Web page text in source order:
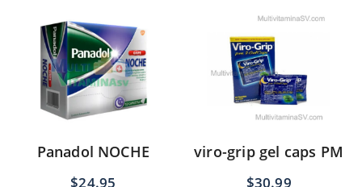
Panadol NOCHE
$24.95
viro-grip gel caps PM
$30.99